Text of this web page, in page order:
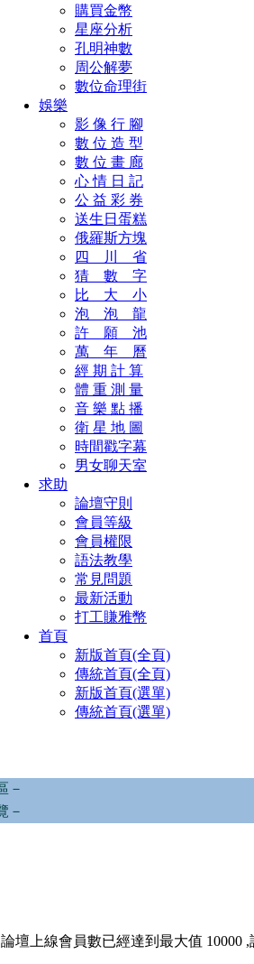
購買金幣
星座分析
孔明神數
周公解夢
數位命理街
娛樂
影 像 行 腳
數 位 造 型
數 位 畫 廊
心 情 日 記
公 益 彩 券
送生日蛋糕
俄羅斯方塊
四 川 省
猜 數 字
比 大 小
泡 泡 龍
許 願 池
萬 年 曆
經 期 計 算
體 重 測 量
音 樂 點 播
衛 星 地 圖
時間戳字幕
男女聊天室
求助
論壇守則
會員等級
會員權限
語法教學
常見問題
最新活動
打工賺雅幣
首頁
新版首頁(全頁)
傳統首頁(全頁)
新版首頁(選單)
傳統首頁(選單)
－
－
壇上線會員數已經達到最大值 10000